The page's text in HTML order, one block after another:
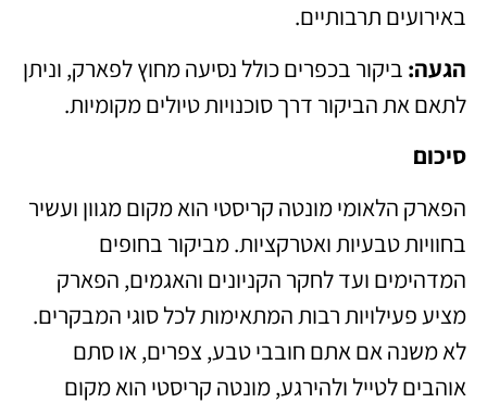
באירועים תרבותיים.
הגעה: ביקור בכפרים כולל נסיעה מחוץ לפארק, וניתן
לתאם את הביקור דרך סוכנויות טיולים מקומיות.
סיכום
הפארק הלאומי מונטה קריסטי הוא מקום מגוון ועשיר
בחוויות טבעיות ואטרקציות. מביקור בחופים
המדהימים ועד לחקר הקניונים והאגמים, הפארק
מציע פעילויות רבות המתאימות לכל סוגי המבקרים.
לא משנה אם אתם חובבי טבע, צפרים, או סתם
אוהבים לטייל ולהירגע, מונטה קריסטי הוא מקום